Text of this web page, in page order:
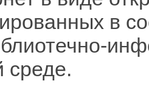
в
среде.